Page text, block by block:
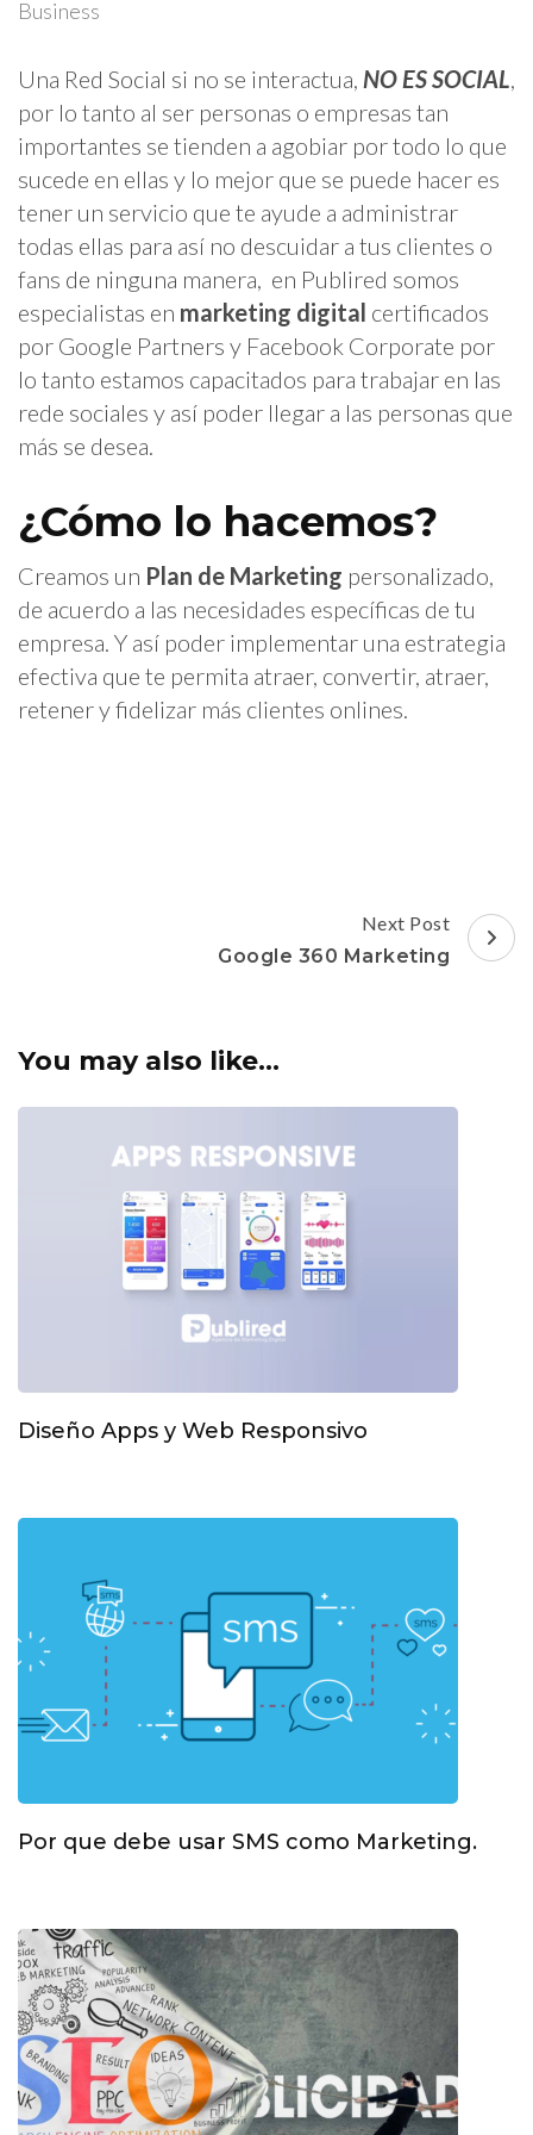
Business
Una Red Social si no se interactua, NO ES SOCIAL
por lo tanto al ser personas o empresas tan
importantes se tienden a agobiar por todo lo que
sucede en ellas y lo mejor que se puede hacer es
tener un servicio que te ayude a administrar
todas ellas para así no descuidar a tus clientes o
fans de ninguna manera, en Publired somos
especialistas en marketing digital certificados
por Google Partners y Facebook Corporate por
lo tanto estamos capacitados para trabajar en las
rede sociales y así poder llegar a las personas que
más se desea.
¿Cómo lo hacemos?
Creamos un Plan de Marketing personalizado,
de acuerdo a las necesidades específicas de tu
empresa. Y así poder implementar una estrategia
efectiva que te permita atraer, convertir, atraer,
retener y fidelizar más clientes onlines.
Next Post
Google 360 Marketing
You may also like...
Diseño Apps y Web Responsivo
Por que debe usar SMS como Marketing.